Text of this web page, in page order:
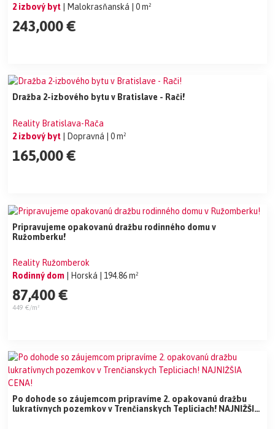
2 izbový byt
| Malokrasňanská | 0 m²
243,000 €
Dražba 2-izbového bytu v Bratislave - Rači!
Reality Bratislava-Rača
2 izbový byt
| Dopravná | 0 m²
165,000 €
Pripravujeme opakovanú dražbu rodinného domu v
Ružomberku!
Reality Ružomberok
Rodinný dom
| Horská | 194.86 m²
87,400 €
449 €/m²
Po dohode so záujemcom pripravíme 2. opakovanú dražbu
lukratívnych pozemkov v Trenčianskych Tepliciach! NAJNIŽŠIA